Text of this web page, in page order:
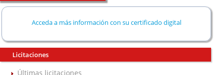
Acceda a más información con su certificado digital
Licitaciones
Últimas licitaciones